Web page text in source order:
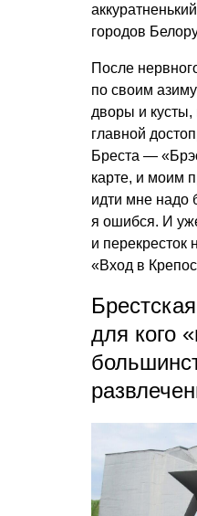
городов
После
по своим
дворы и кусты,
главной
Бреста —
карте, и моим
идти мне надо
я ошибся. И
и
«Вход в
для кого